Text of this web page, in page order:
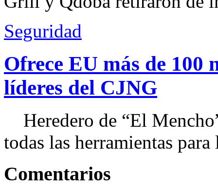
Seguridad
Ofrece EU más de 100
líderes del CJNG
Heredero de “El
todas las herramientas
Comentarios